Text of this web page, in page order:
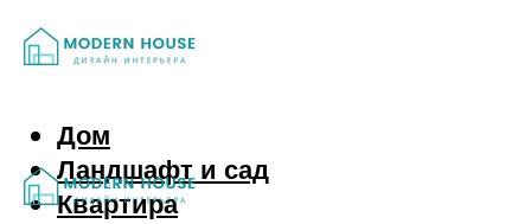
Дом
Ландшафт и сад
Квартира